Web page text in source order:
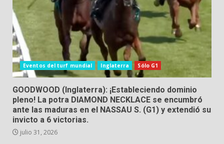
Eventos del turf mundial Inglaterra Sólo G1
GOODWOOD (Inglaterra): ¡Estableciendo dominio
pleno! La potra DIAMOND NECKLACE se encumbró
ante las maduras en el NASSAU S. (G1) y extendió su
invicto a 6 victorias.
julio 31, 2026